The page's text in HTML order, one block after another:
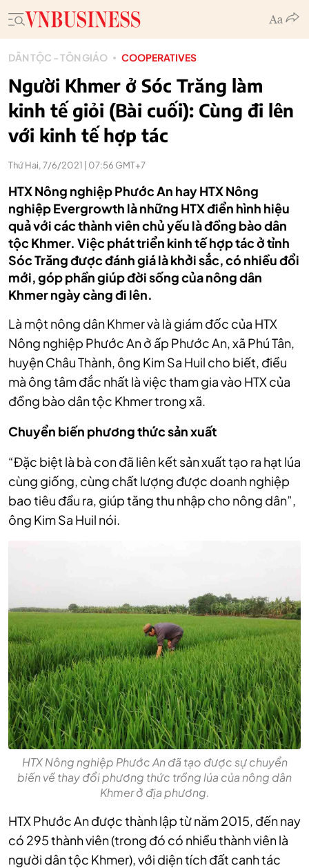
DÂN TỘC - TÔN GIÁO COOPERATIVES
Người Khmer ở Sóc Trăng làm
kinh tế giỏi (Bài cuối): Cùng đi lên
với kinh tế hợp tác
Thứ Hai, 7/6/2021 | 07:56 GMT+7
HTX Nông nghiệp Phước An hay HTX Nông
nghiệp Evergrowth là những HTX điển hình hiệu
quả với các thành viên chủ yếu là đồng bào dân
tộc Khmer. Việc phát triển kinh tế hợp tác ở tỉnh
Sóc Trăng được đánh giá là khởi sắc, có nhiều đổi
mới, góp phần giúp đời sống của nông dân
Khmer ngày càng đi lên.
Là một nông dân Khmer và là giám đốc của HTX
Nông nghiệp Phước An ở ấp Phước An, xã Phú Tân,
huyện Châu Thành, ông Kim Sa Huil cho biết, điều
mà ông tâm đắc nhất là việc tham gia vào HTX của
đồng bào dân tộc Khmer trong xã.
Chuyển biến phương thức sản xuất
“Đặc biệt là bà con đã liên kết sản xuất tạo ra hạt lúa
cùng giống, cùng chất lượng được doanh nghiệp
bao tiêu đầu ra, giúp tăng thu nhập cho nông dân”,
ông Kim Sa Huil nói.
HTX Nông nghiệp Phước An đã tạo được sự chuyển
biến về thay đổi phương thức trồng lúa của nông dân
Khmer ở địa phương.
HTX Phước An được thành lập từ năm 2015, đến nay
có 295 thành viên (trong đó có nhiều thành viên là
người dân tộc Khmer), với diện tích đất canh tác